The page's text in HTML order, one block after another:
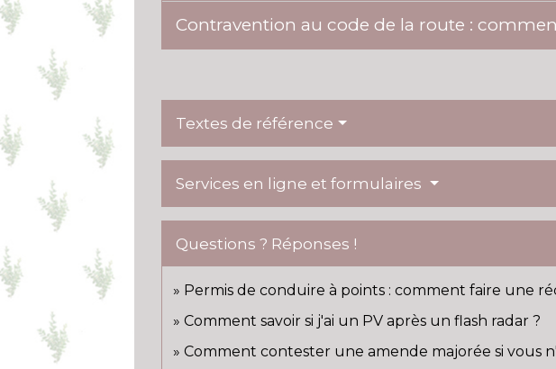
Contravention au code de la route :
Textes de référence
Services en ligne et formulaires
Questions ? Réponses !
Permis de conduire à points : comment faire une
Comment savoir si j'ai un PV après un flash radar ?
Comment contester une amende majorée si vous